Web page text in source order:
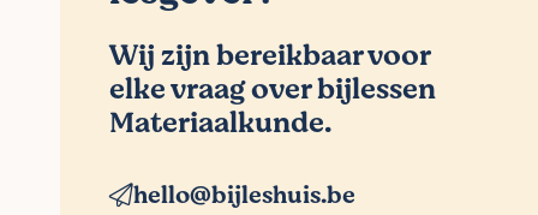
Wij zijn bereikbaar voor
elke vraag over bijlessen
Materiaalkunde.
hello@bijleshuis.be